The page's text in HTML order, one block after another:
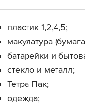
пластик 1,2,4,5;
макулатура
батарейки и
стекло и металл;
Тетра Пак;
одежда;